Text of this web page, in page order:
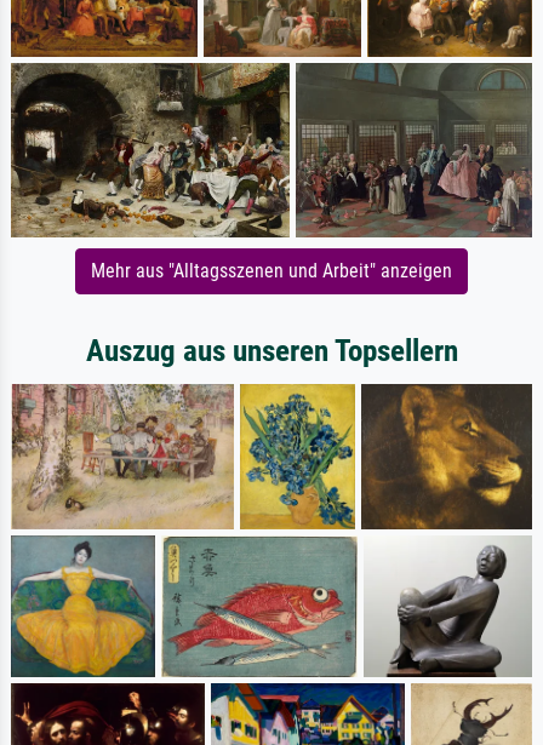
Mehr aus "Alltagsszenen und Arbeit" anzeigen
Auszug aus unseren Topsellern